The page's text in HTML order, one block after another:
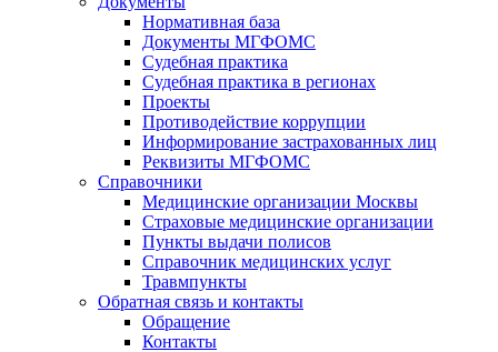
Нормативная база
Документы МГФОМС
Судебная практика
Судебная практика в регионах
Проекты
Противодействие коррупции
Информирование застрахованных лиц
Реквизиты МГФОМС
Справочники
Медицинские организации Москвы
Страховые медицинские организации
Пункты выдачи полисов
Справочник медицинских услуг
Травмпункты
Обратная связь и контакты
Обращение
Контакты